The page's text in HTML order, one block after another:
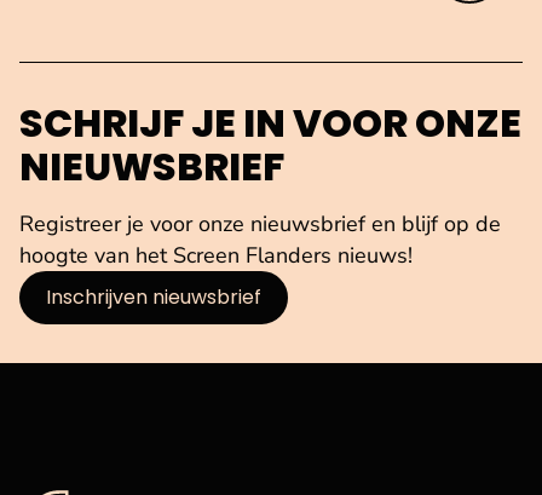
SCHRIJF JE IN VOOR ONZE
NIEUWSBRIEF
Registreer je voor onze nieuwsbrief en blijf op de
hoogte van het Screen Flanders nieuws!
Inschrijven nieuwsbrief